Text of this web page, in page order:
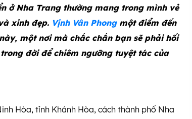
ở Nha Trang thường mang trong mình vẻ
xinh đẹp. Vịnh Vân Phongmột điểm đến
một nơi mà chắc chắn bạn sẽ phải hối
đời để chiêm ngưỡng tuyệt tác của
Hòa, tỉnh Khánh Hòa, cách thành phố Nha